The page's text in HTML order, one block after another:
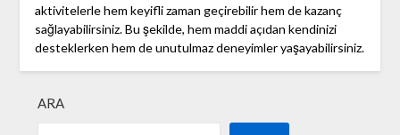
aktivitelerle hem keyifli zaman geçirebilir hem de kazanç
sağlayabilirsiniz. Bu şekilde, hem maddi açıdan kendinizi
desteklerken hem de unutulmaz deneyimler yaşayabilirsiniz.
ARA